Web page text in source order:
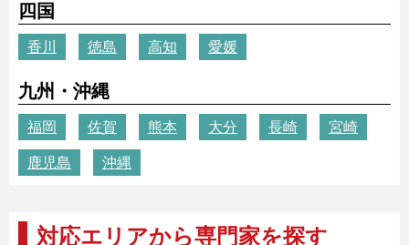
四国
香川 徳島 高知 愛媛
九州・沖縄
福岡 佐賀 熊本 大分 長崎 宮崎
鹿児島 沖縄
対応エリアから専門家を探す